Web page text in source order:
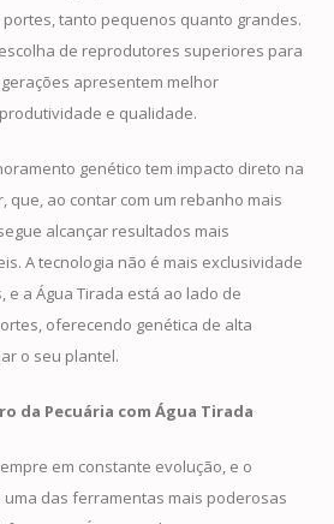
tanto pequenos quanto grandes.
de reprodutores superiores para
apresentem melhor
e qualidade.
genético tem impacto direto na
ao contar com um rebanho mais
alcançar resultados mais
A tecnologia não é mais exclusividade
a Água Tirada está ao lado de
oferecendo genética de alta
o seu plantel.
da Pecuária com Água Tirada
em constante evolução, e o
das ferramentas mais poderosas